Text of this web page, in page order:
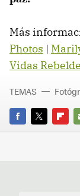
Más
Photos |
Vidas
FACEBOOK
TWITTER
TEMAS